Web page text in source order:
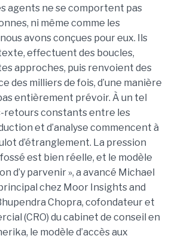
agents ne se comportent pas
ni même comme les
avons conçues pour eux. Ils
effectuent des boucles,
approches, puis renvoient des
des milliers de fois, d’une manière
entièrement prévoir. À un tel
retours constants entre les
et d’analyse commencent à
d’étranglement. La pression
est bien réelle, et le modèle
d’y parvenir », a avancé Michael
chez Moor Insights and
Chopra, cofondateur et
(CRO) du cabinet de conseil en
le modèle d’accès aux